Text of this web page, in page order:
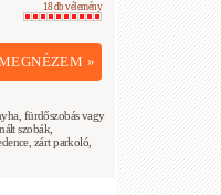
18 db vélemény
»
fürdőszobás vagy
szobák,
zárt parkoló,